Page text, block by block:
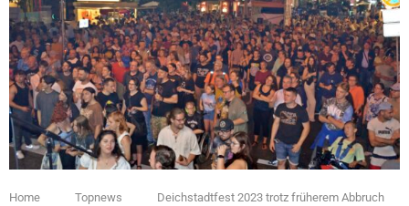
Home Topnews
Deichstadtfest 2023 trotz früherem Abbruch